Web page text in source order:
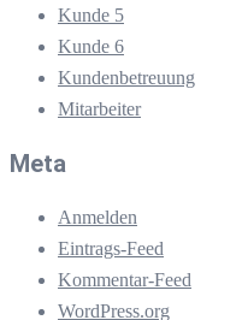
Kunde 5
Kunde 6
Kundenbetreuung
Mitarbeiter
Meta
Anmelden
Eintrags-Feed
Kommentar-Feed
WordPress.org